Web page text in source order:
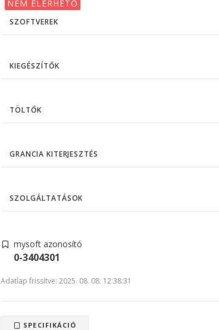
NEM ELÉRHETŐ
SZOFTVEREK
KIEGÉSZÍTŐK
TÖLTŐK
GRANCIA KITERJESZTÉS
SZOLGÁLTATÁSOK
mysoft azonosító
0-3404301
Adatlap frissítve: 2025. 08. 08. 12:38:31
SPECIFIKÁCIÓ